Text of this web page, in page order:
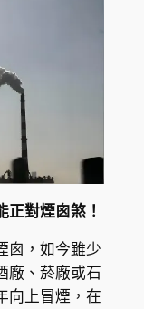
對煙囪煞！
囪，如今雖少
廠、菸廠或石
向上冒煙，在